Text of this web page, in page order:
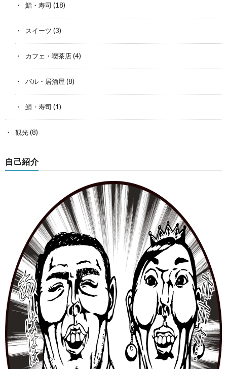
鮨・寿司 (18)
スイーツ (3)
カフェ・喫茶店(4)
バル・居酒屋 (8)
鯖・寿司 (1)
観光(8)
自己紹介